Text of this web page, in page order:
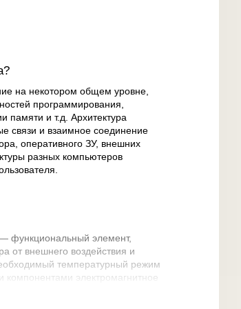
на некотором общем уровне,
программирования,
памяти и т.д. Архитектура
связи и взаимное соединение
оперативного ЗУ, внешних
разных компьютеров
функциональный элемент,
от внешнего воздействия и
температурный режим
электромагнитное